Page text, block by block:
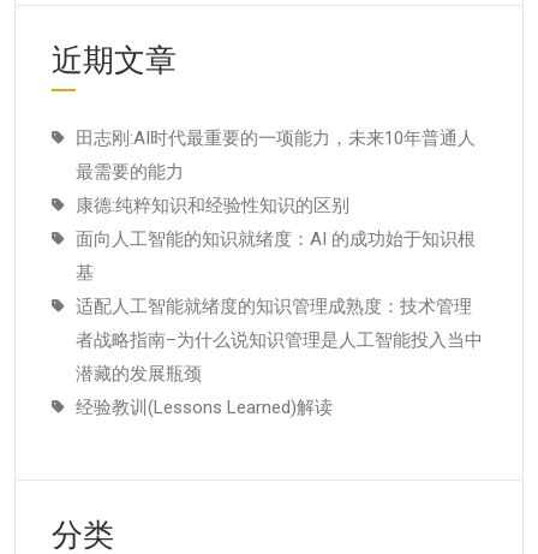
近期文章
田志刚:AI时代最重要的一项能力，未来10年普通人
最需要的能力
康德:纯粹知识和经验性知识的区别
面向人工智能的知识就绪度：AI 的成功始于知识根
基
适配人工智能就绪度的知识管理成熟度：技术管理
者战略指南–为什么说知识管理是人工智能投入当中
潜藏的发展瓶颈
经验教训(Lessons Learned)解读
分类